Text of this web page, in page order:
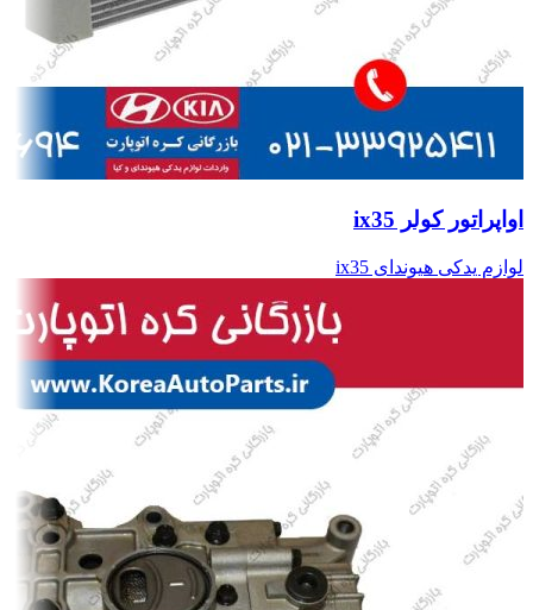
اواپراتور کولر ix35
لوازم یدکی هیوندای ix35